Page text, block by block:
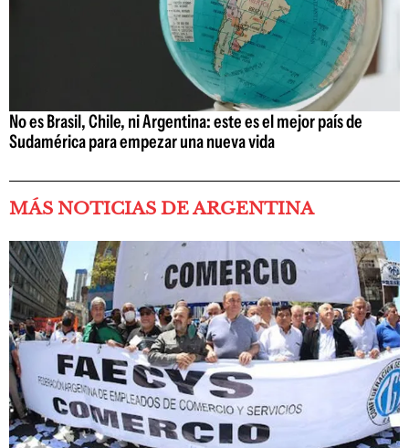
No es Brasil, Chile, ni Argentina: este es el mejor país de
Sudamérica para empezar una nueva vida
MÁS NOTICIAS DE ARGENTINA